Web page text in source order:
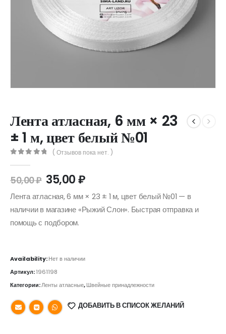
Лента атласная, 6 мм × 23
± 1 м, цвет белый №01
( Отзывов пока нет. )
50,00₽ 35,00₽
Лента атласная, 6 мм × 23 ± 1 м, цвет белый №01 — в
наличии в магазине «Рыжий Слон». Быстрая отправка и
помощь с подбором.
Availability:Нет в наличии
Артикул:1961198
Категории:Ленты атласные,Швейные принадлежности
ДОБАВИТЬ В СПИСОК ЖЕЛАНИЙ